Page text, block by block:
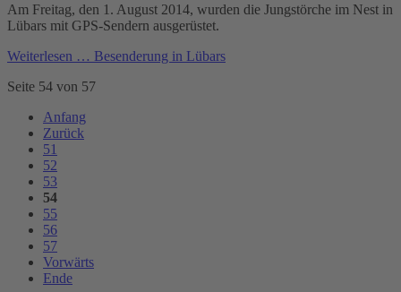
Am Freitag, den 1. August 2014, wurden die Jungstörche im Nest in
Lübars mit GPS-Sendern ausgerüstet.
Weiterlesen … Besenderung in Lübars
Seite 54 von 57
Anfang
Zurück
51
52
53
54
55
56
57
Vorwärts
Ende